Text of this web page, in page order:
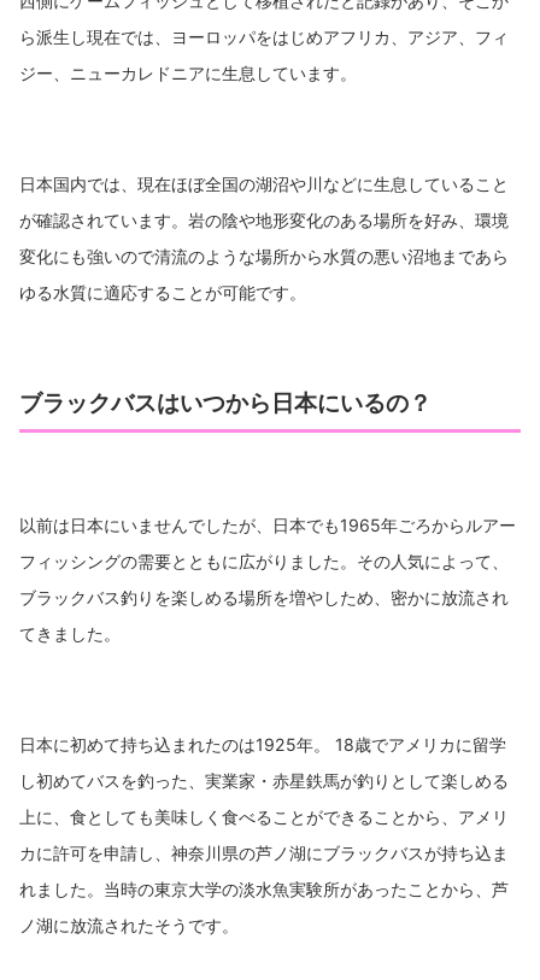
ら派生し現在では、ヨーロッパをはじめアフリカ、アジア、フィ
ジー、ニューカレドニアに生息しています。
日本国内では、現在ほぼ全国の湖沼や川などに生息していること
が確認されています。岩の陰や地形変化のある場所を好み、環境
変化にも強いので清流のような場所から水質の悪い沼地まであら
ゆる水質に適応することが可能です。
ブラックバスはいつから日本にいるの？
以前は日本にいませんでしたが、日本でも1965年ごろからルアー
フィッシングの需要とともに広がりました。その人気によって、
ブラックバス釣りを楽しめる場所を増やしため、密かに放流され
てきました。
日本に初めて持ち込まれたのは1925年。 18歳でアメリカに留学
し初めてバスを釣った、実業家・赤星鉄馬が釣りとして楽しめる
上に、食としても美味しく食べることができることから、アメリ
カに許可を申請し、神奈川県の芦ノ湖にブラックバスが持ち込ま
れました。当時の東京大学の淡水魚実験所があったことから、芦
ノ湖に放流されたそうです。